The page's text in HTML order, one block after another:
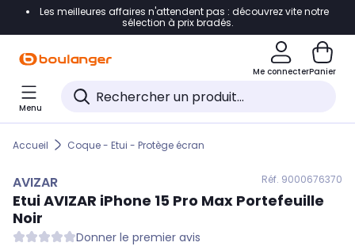
Accéder directement à la navigation
Accéder directement au pied de page
Accéder directement au chatbot
Les meilleures affaires n'attendent pas : découvrez vite notre
sélection à prix bradés.
Me connecterPanier
Menu
Accueil Coque - Etui - Protège écran
AVIZAR Réf. 9000676370
EtuiAVIZAR iPhone 15 Pro Max Portefeuille
Noir
Donner le premier avis